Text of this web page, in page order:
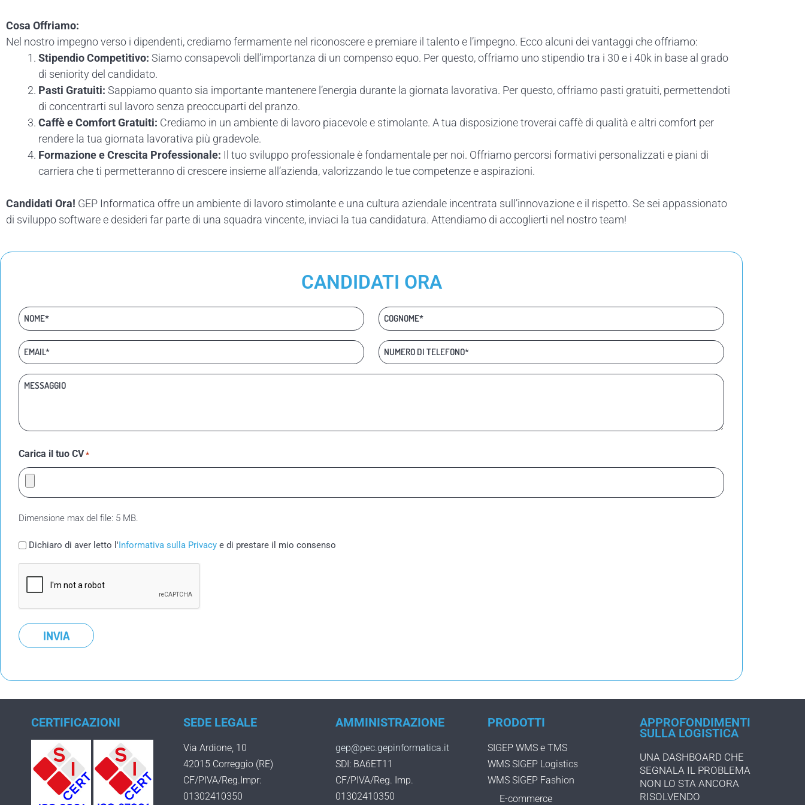
Cosa Offriamo:
Nel nostro impegno verso i dipendenti, crediamo fermamente nel riconoscere e premiare il talento e l’impegno. Ecco alcuni dei vantaggi che offriamo:
Stipendio Competitivo: Siamo consapevoli dell’importanza di un compenso equo. Per questo, offriamo uno stipendio tra i 30 e i 40k in base al grado
di seniority del candidato.
Pasti Gratuiti: Sappiamo quanto sia importante mantenere l’energia durante la giornata lavorativa. Per questo, offriamo pasti gratuiti, permettendoti
di concentrarti sul lavoro senza preoccuparti del pranzo.
Caffè e Comfort Gratuiti: Crediamo in un ambiente di lavoro piacevole e stimolante. A tua disposizione troverai caffè di qualità e altri comfort per
rendere la tua giornata lavorativa più gradevole.
Formazione e Crescita Professionale: Il tuo sviluppo professionale è fondamentale per noi. Offriamo percorsi formativi personalizzati e piani di
carriera che ti permetteranno di crescere insieme all’azienda, valorizzando le tue competenze e aspirazioni.
Candidati Ora! GEP Informatica offre un ambiente di lavoro stimolante e una cultura aziendale incentrata sull’innovazione e il rispetto. Se sei appassionato
di sviluppo software e desideri far parte di una squadra vincente, inviaci la tua candidatura. Attendiamo di accoglierti nel nostro team!
CANDIDATI ORA
Nome
e
cognome
*
Nome Cognome
Email:
*
Telefono
*
Messaggio:
Carica il tuo CV *
Dimensione max del file: 5 MB.
Privacy
Dichiaro di aver letto l'Informativa sulla Privacy e di prestare il mio consenso
CERTIFICAZIONI SEDE LEGALE
Via Ardione, 10
42015 Correggio (RE)
CF/PIVA/Reg.Impr:
01302410350
AMMINISTRAZIONE
gep@pec.gepinformatica.it
SDI: BA6ET11
CF/PIVA/Reg. Imp.
01302410350
PRODOTTI
SIGEP WMS e TMS
WMS SIGEP Logistics
WMS SIGEP Fashion
E-commerce
APPROFONDIMENTI
SULLA LOGISTICA
UNA DASHBOARD CHE
SEGNALA IL PROBLEMA
NON LO STA ANCORA
RISOLVENDO